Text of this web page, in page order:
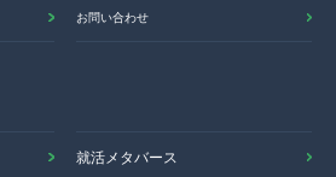
お問い合わせ
就活メタバース